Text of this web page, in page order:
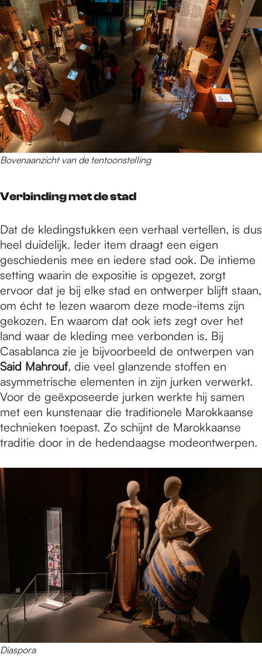
Bovenaanzicht van de tentoonstelling
Verbinding met de stad
Dat de kledingstukken een verhaal vertellen, is dus
heel duidelijk. Ieder item draagt een eigen
geschiedenis mee en iedere stad ook. De intieme
setting waarin de expositie is opgezet, zorgt
ervoor dat je bij elke stad en ontwerper blijft staan,
om écht te lezen waarom deze mode-items zijn
gekozen. En waarom dat ook iets zegt over het
land waar de kleding mee verbonden is. Bij
Casablanca zie je bijvoorbeeld de ontwerpen van
Said Mahrouf, die veel glanzende stoffen en
asymmetrische elementen in zijn jurken verwerkt.
Voor de geëxposeerde jurken werkte hij samen
met een kunstenaar die traditionele Marokkaanse
technieken toepast. Zo schijnt de Marokkaanse
traditie door in de hedendaagse modeontwerpen.
Diaspora